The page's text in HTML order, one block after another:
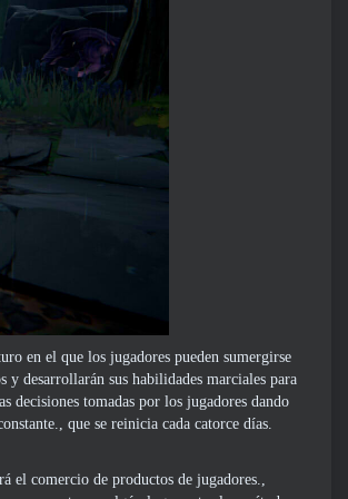
en el que los jugadores pueden sumergirse
desarrollarán sus habilidades marciales para
decisiones tomadas por los jugadores dando
que se reinicia cada catorce días.
el comercio de productos de jugadores.,